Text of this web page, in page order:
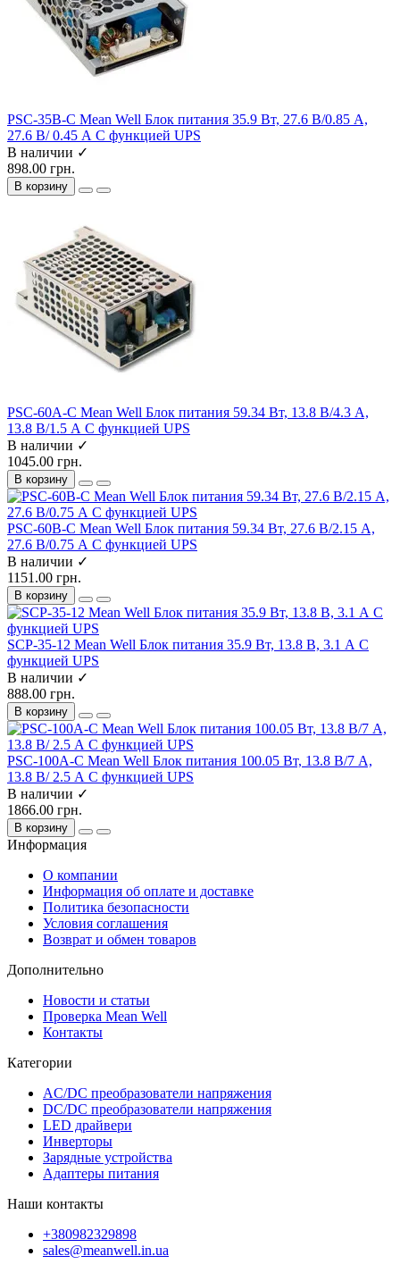
PSC-35B-C Mean Well Блок питания 35.9 Вт, 27.6 В/0.85 А,
27.6 В/ 0.45 А С функцией UPS
В наличии ✓
898.00 грн.
В корзину
PSC-60A-C Mean Well Блок питания 59.34 Вт, 13.8 В/4.3 А,
13.8 В/1.5 А С функцией UPS
В наличии ✓
1045.00 грн.
В корзину
PSC-60B-C Mean Well Блок питания 59.34 Вт, 27.6 В/2.15 А,
27.6 В/0.75 А С функцией UPS
В наличии ✓
1151.00 грн.
В корзину
SCP-35-12 Mean Well Блок питания 35.9 Вт, 13.8 В, 3.1 А С
функцией UPS
В наличии ✓
888.00 грн.
В корзину
PSC-100A-C Mean Well Блок питания 100.05 Вт, 13.8 В/7 А,
13.8 В/ 2.5 А С функцией UPS
В наличии ✓
1866.00 грн.
В корзину
Информация
О компании
Информация об оплате и доставке
Политика безопасности
Условия соглашения
Возврат и обмен товаров
Дополнительно
Новости и статьи
Проверка Mean Well
Контакты
Категории
AC/DC преобразователи напряжения
DC/DC преобразователи напряжения
LED драйвери
Инверторы
Зарядные устройства
Адаптеры питания
Наши контакты
+380982329898
sales@meanwell.in.ua